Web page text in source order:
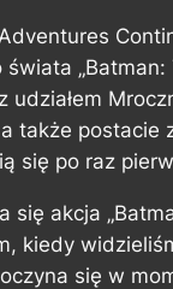
świata
udziałem
a także
się po raz
się akcja
kiedy
się w